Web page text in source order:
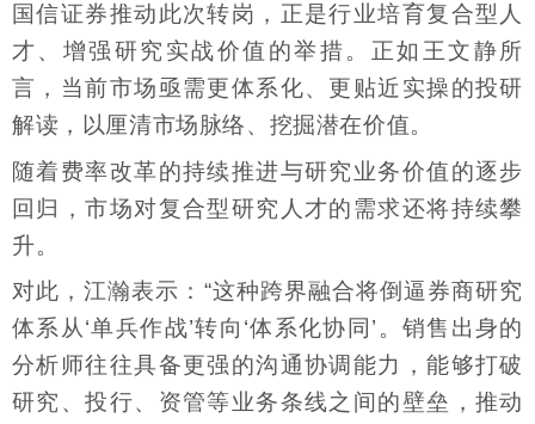
国信证券推动此次转岗，正是行业培育复合型人
才、增强研究实战价值的举措。正如王文静所
言，当前市场亟需更体系化、更贴近实操的投研
解读，以厘清市场脉络、挖掘潜在价值。
随着费率改革的持续推进与研究业务价值的逐步
回归，市场对复合型研究人才的需求还将持续攀
升。
对此，江瀚表示：“这种跨界融合将倒逼券商研究
体系从‘单兵作战’转向‘体系化协同’。销售出身的
分析师往往具备更强的沟通协调能力，能够打破
研究、投行、资管等业务条线之间的壁垒，推动